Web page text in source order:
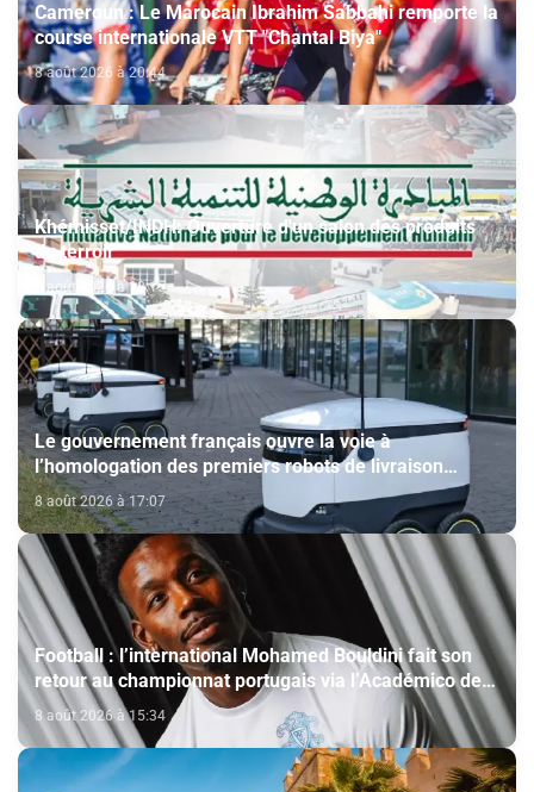
Cameroun : Le Marocain Ibrahim Sabbahi remporte la
course internationale VTT "Chantal Biya"
8 août 2026 à 20:44
Khémisset/INDH: Ouverture d'un salon des produits
du terroir
8 août 2026 à 18:15
Le gouvernement français ouvre la voie à
l’homologation des premiers robots de livraison
autonome
8 août 2026 à 17:07
Football : l’international Mohamed Bouldini fait son
retour au championnat portugais via l’Académico de
Viseu
8 août 2026 à 15:34